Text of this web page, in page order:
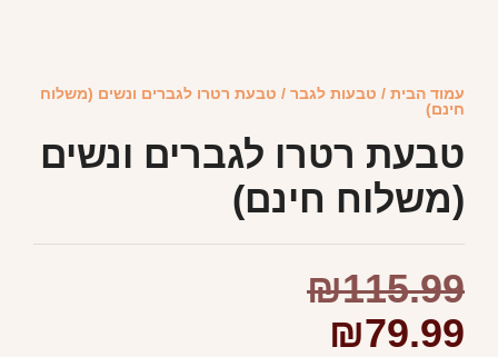
עמוד הבית / טבעות לגבר / טבעת רטרו לגברים ונשים (משלוח
חינם)
טבעת רטרו לגברים ונשים
(משלוח חינם)
₪115.99
₪79.99